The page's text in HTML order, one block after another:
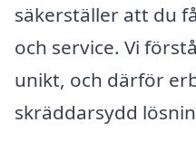
säkerställer att du
och service. Vi
unikt, och därför
skräddarsydd